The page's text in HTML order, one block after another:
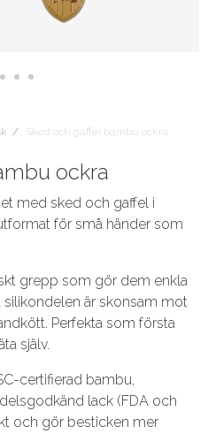
Sked och gaffel bambu ockra
ockra
med sked och gaffel i
för små händer som
grepp som gör dem enkla
silikondelen är skonsam mot
Perfekta som första
själv.
certifierad bambu,
lack (FDA och
och gör besticken mer